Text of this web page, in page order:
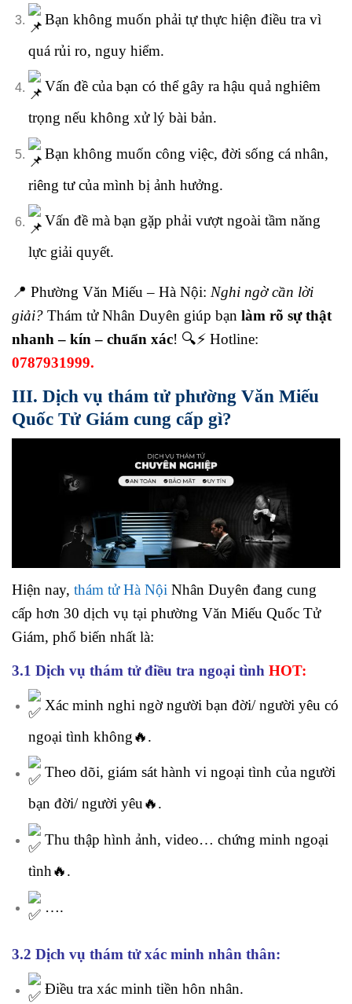
Bạn không muốn phải tự thực hiện điều tra vì
quá rủi ro, nguy hiểm.
Vấn đề của bạn có thể gây ra hậu quả nghiêm
trọng nếu không xử lý bài bản.
Bạn không muốn công việc, đời sống cá nhân,
riêng tư của mình bị ảnh hưởng.
Vấn đề mà bạn gặp phải vượt ngoài tầm năng
lực giải quyết.
📍 Phường Văn Miếu – Hà Nội: Nghi ngờ cần lời
giải? Thám tử Nhân Duyên giúp bạn làm rõ sự thật
nhanh – kín – chuẩn xác! 🔍⚡ Hotline:
0787931999.
III. Dịch vụ thám tử phường Văn Miếu
Quốc Tử Giám cung cấp gì?
Hiện nay, thám tử Hà Nội Nhân Duyên đang cung
cấp hơn 30 dịch vụ tại phường Văn Miếu Quốc Tử
Giám, phổ biến nhất là:
3.1 Dịch vụ thám tử điều tra ngoại tình HOT:
Xác minh nghi ngờ người bạn đời/ người yêu có
ngoại tình không🔥.
Theo dõi, giám sát hành vi ngoại tình của người
bạn đời/ người yêu🔥.
Thu thập hình ảnh, video… chứng minh ngoại
tình🔥.
….
3.2 Dịch vụ thám tử xác minh nhân thân:
Điều tra xác minh tiền hôn nhân.